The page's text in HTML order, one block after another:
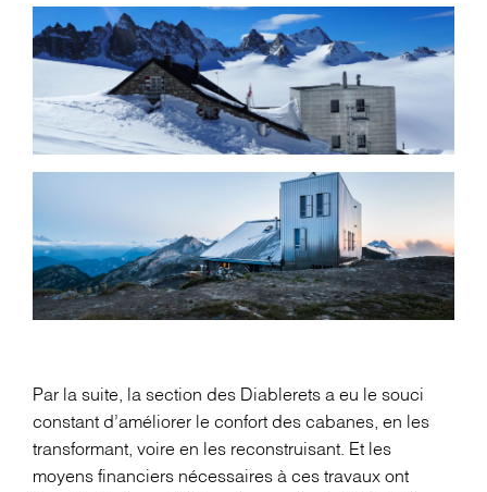
Par la suite, la section des Diablerets a eu le souci
constant d’améliorer le confort des cabanes, en les
transformant, voire en les reconstruisant. Et les
moyens financiers nécessaires à ces travaux ont